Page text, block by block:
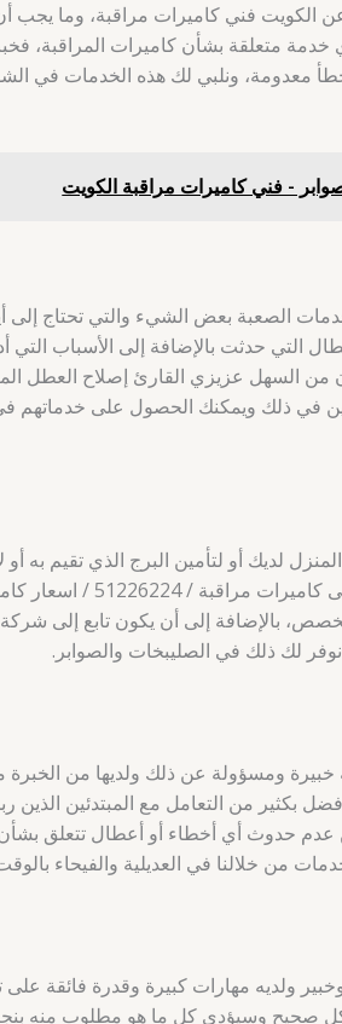
الكويت فني كاميرات مراقبة، وما يجب
خدمة متعلقة بشأن كاميرات المراقبة،
معدومة، ونلبي لك هذه الخدمات في
الصعبة بعض الشيء والتي تحتاج إلى
التي حدثت بالإضافة إلى الأسباب التي
السهل عزيزي القارئ إصلاح العطل
في ذلك ويمكنك الحصول على خدماتهم
لديك أو لتأمين البرج الذي تقيم به
خاص بك، وهذا ما يمكن تحقيقه بسهولة من خلال فنى كاميرات
بالإضافة إلى أن يكون تابع إلى
لك ذلك في الصليبخات والصوابر.
ومسؤولة عن ذلك ولديها من الخبرة
بكثير من التعامل مع المبتدئين الذين
حدوث أي أخطاء أو أعطال تتعلق
من خلالنا في العديلية والفيحاء
ولديه مهارات كبيرة وقدرة فائقة
صحيح وسيؤدي كل ما هو مطلوب منه